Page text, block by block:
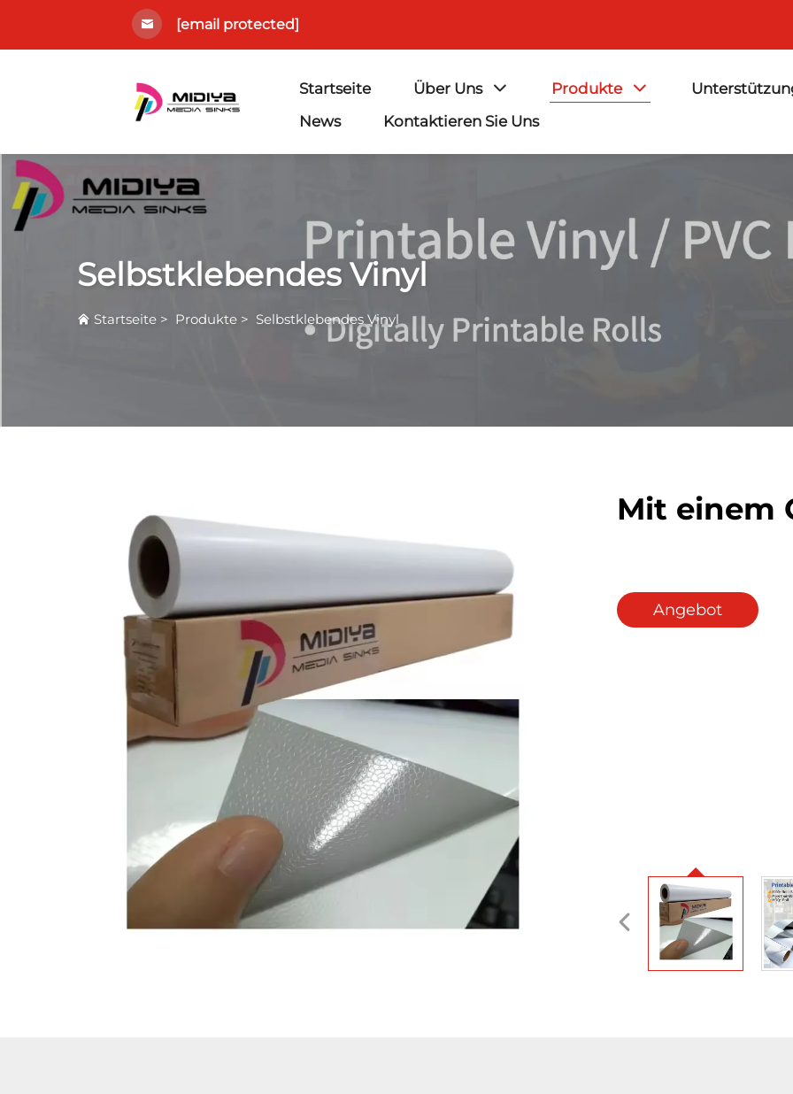
[email protected]
Startseite Über Uns Produkte
News
Kontaktieren Sie Uns
Selbstklebendes Vinyl
Startseite > Produkte > Selbstklebendes Vinyl
Mit einem
Angebot